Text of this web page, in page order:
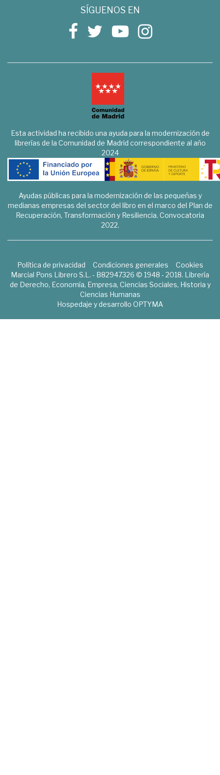
SÍGUENOS EN
Esta actividad ha recibido una ayuda para la modernización de
librerías de la Comunidad de Madrid correspondiente al año
2024
Ayudas públicas para la modernización de las pequeñas y
medianas empresas del sector del libro en el marco del Plan de
Recuperación, Transformación y Resiliencia. Convocatoria
2022.
Política de privacidad Condiciones generales
Cookies
Marcial Pons Librero S.L. - B82947326 © 1948 - 2018. Librería
de Derecho, Economía, Empresa, Ciencias Sociales, Historia y
Ciencias Humanas
Hospedaje y desarrollo OPTYMA